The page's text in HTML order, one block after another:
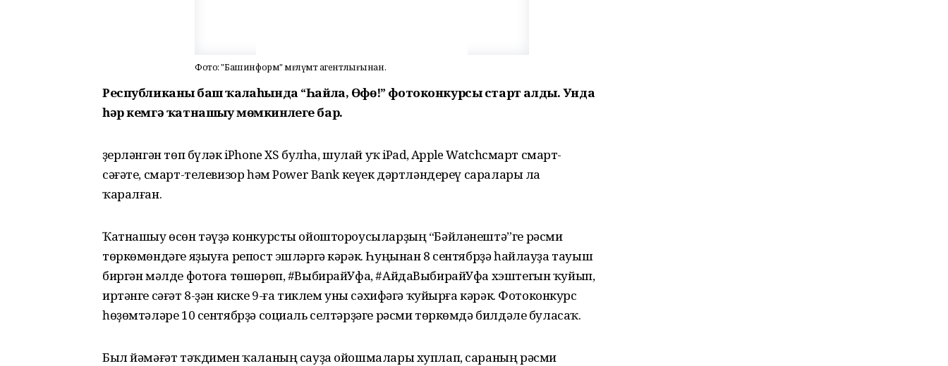
Фото: "Башинформ" мәғлүмәт агентлығынан.
Республиканың баш ҡалаһында “Һайла, Өфө!” фотоконкурсы старт алды. Унда
һәр кемгә ҡатнашыу мөмкинлеге бар.
Әҙерләнгән төп бүләк iPhone XS булһа, шулай уҡ iPad, Apple Watchсмарт смарт-
сәғәте, смарт-телевизор һәм Power Bank кеүек дәртләндереү саралары ла
ҡаралған.
Ҡатнашыу өсөн тәүҙә конкурсты ойоштороусыларҙың “Бәйләнештә”ге рәсми
төркөмөндәге яҙыуға репост эшләргә кәрәк. Һуңынан 8 сентябрҙә һайлауҙа тауыш
биргән мәлде фотоға төшөрөп, #ВыбирайУфа, #АйдаВыбирайУфа хэштегын ҡуйып,
иртәнге сәғәт 8-ҙән киске 9-ға тиклем уны сәхифәгә ҡуйырға кәрәк. Фотоконкурс
һөҙөмтәләре 10 сентябрҙә социаль селтәрҙәге рәсми төркөмдә билдәле буласаҡ.
Был йәмәғәт тәҡдимен ҡаланың сауҙа ойошмалары хуплап, сараның рәсми